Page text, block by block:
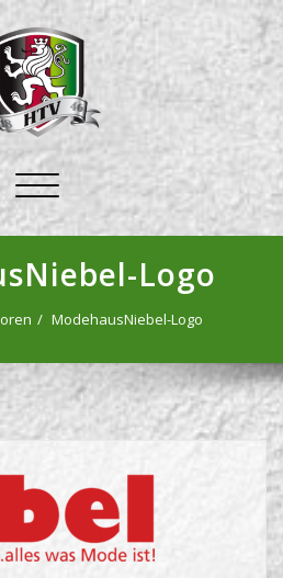
Schalte
Navigation
Logo
ModehausNiebel-Logo